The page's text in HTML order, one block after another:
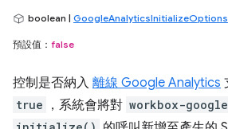
boolean | GoogleAnalyticsInitializeOptions
預設值： false
控制是否納入 離線 Google Analytics
true ，系統會將對 workbox-